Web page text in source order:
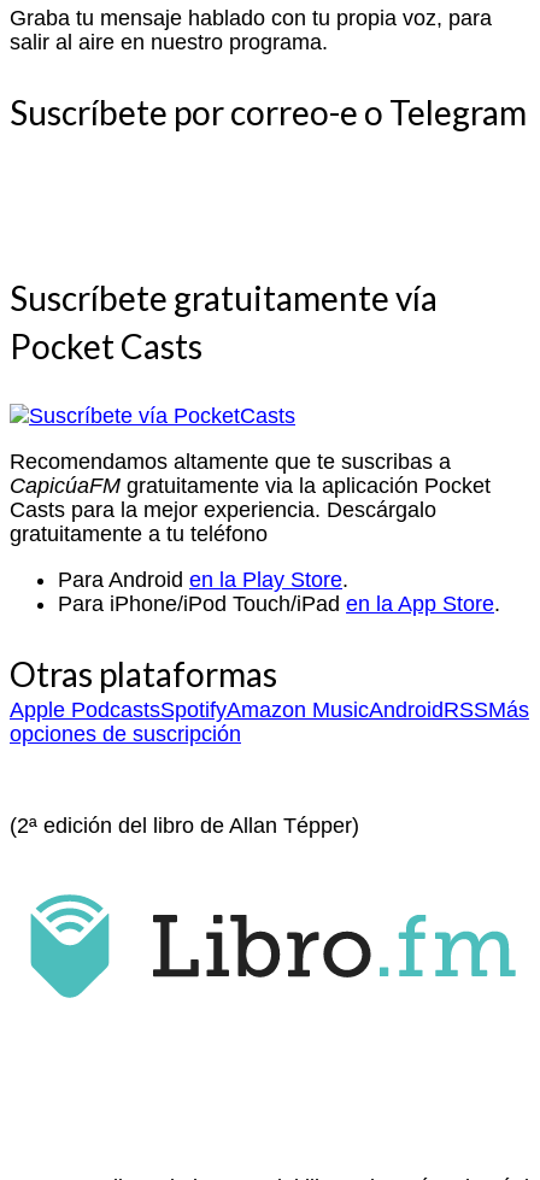
Graba tu mensaje hablado con tu propia voz, para
salir al aire en nuestro programa.
Suscríbete por correo-e o Telegram
Suscríbete gratuitamente vía
Pocket Casts
Recomendamos altamente que te suscribas a
CapicúaFM gratuitamente via la aplicación Pocket
Casts para la mejor experiencia. Descárgalo
gratuitamente a tu teléfono
Para Android en la Play Store.
Para iPhone/iPod Touch/iPad en la App Store.
Otras plataformas
Apple PodcastsSpotifyAmazon MusicAndroidRSSMás
opciones de suscripción
(2ª edición del libro de Allan Tépper)